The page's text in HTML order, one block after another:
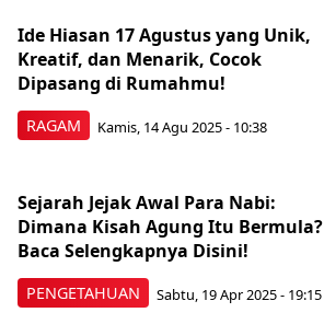
RAGAM
Ide Hiasan 17 Agustus yang Unik,
Kreatif, dan Menarik, Cocok
Dipasang di Rumahmu!
Kamis, 14 Agu 2025 - 10:38
PENGETAHUAN
Sejarah Jejak Awal Para Nabi:
Dimana Kisah Agung Itu Bermula?
Baca Selengkapnya Disini!
Sabtu, 19 Apr 2025 - 19:15